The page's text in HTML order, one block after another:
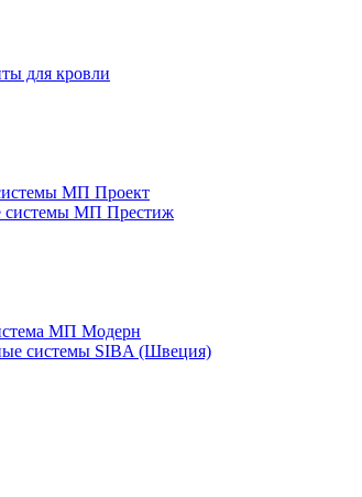
для кровли
МП Проект
системы МП Престиж
МП Модерн
системы SIBA (Швеция)